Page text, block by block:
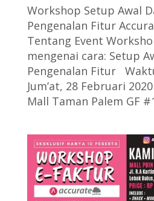
Workshop Setup Awal
Pengenalan Fitur
Tentang Event
mengenai cara:⁠ Setup
Pengenalan Fitur
Jum’at, 28 Februari
Mall Taman Palem GF